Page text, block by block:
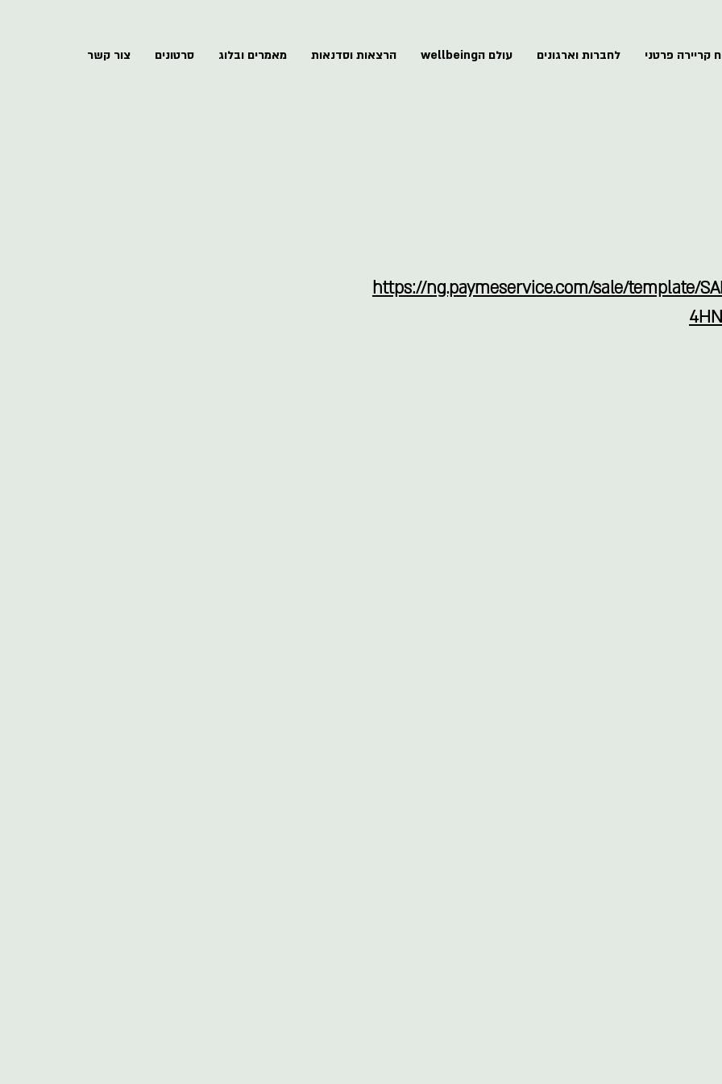
קריירה פרטני לחברות וארגונים עולם הwellbeing הרצאות וסדנאות מאמרים ובלוג סרטונים צור קשר
https://ng.paymeservice.com/sale/template/